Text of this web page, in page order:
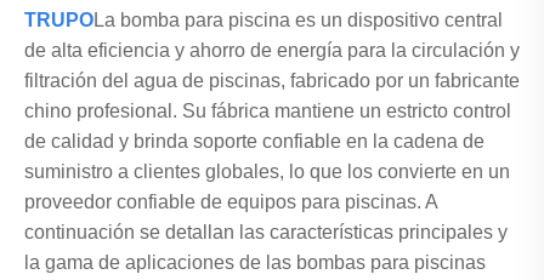
TRUPOLa bomba para piscina es un dispositivo central
de alta eficiencia y ahorro de energía para la circulación y
filtración del agua de piscinas, fabricado por un fabricante
chino profesional. Su fábrica mantiene un estricto control
de calidad y brinda soporte confiable en la cadena de
suministro a clientes globales, lo que los convierte en un
proveedor confiable de equipos para piscinas. A
continuación se detallan las características principales y
la gama de aplicaciones de las bombas para piscinas